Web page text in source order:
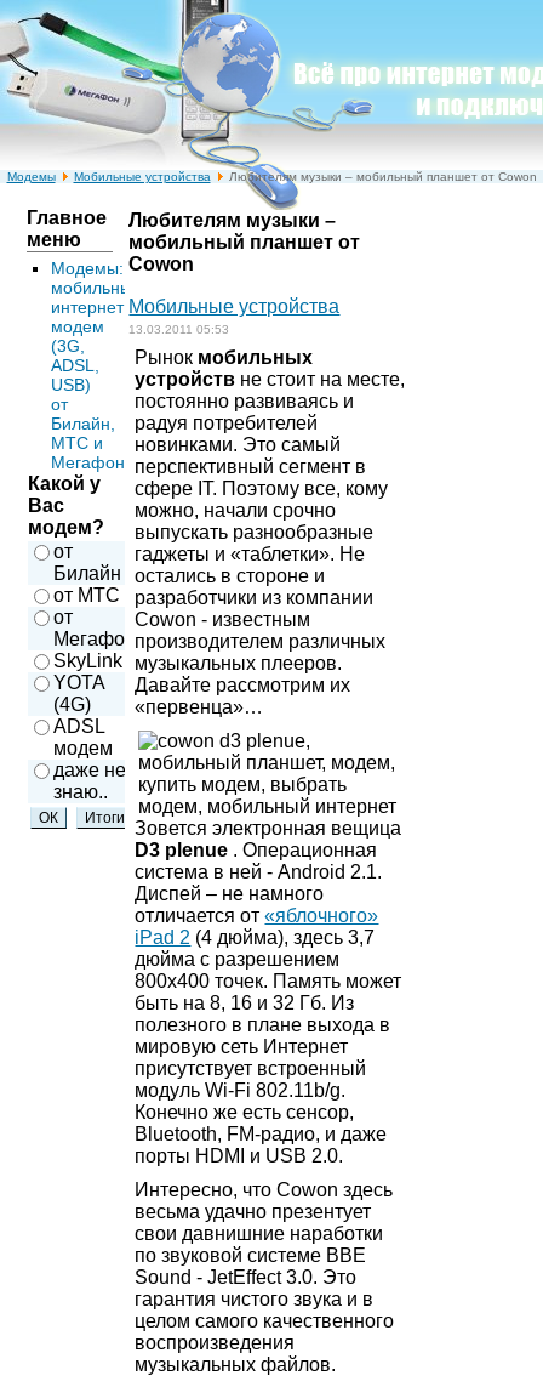
Модемы Мобильные устройства Любителям музыки – мобильный планшет от Cowon
Главное
меню
Модемы:
мобильный
интернет
модем
(3G,
ADSL,
USB)
от
Билайн,
МТС и
Мегафон
Какой у
Вас
модем?
от
Билайн
от МТС
от
Мегафон
SkyLink
YOTA
(4G)
ADSL
модем
даже не
знаю..
Любителям музыки –
мобильный планшет от
Cowon
Мобильные устройства
13.03.2011 05:53
Рынок мобильных
устройств не стоит на месте,
постоянно развиваясь и
радуя потребителей
новинками. Это самый
перспективный сегмент в
сфере IT. Поэтому все, кому
можно, начали срочно
выпускать разнообразные
гаджеты и «таблетки». Не
остались в стороне и
разработчики из компании
Cowon - известным
производителем различных
музыкальных плееров.
Давайте рассмотрим их
«первенца»…
Зовется электронная вещица
D3 plenue . Операционная
система в ней - Android 2.1.
Диспей – не намного
отличается от«яблочного»
iPad 2 (4 дюйма), здесь 3,7
дюйма с разрешением
800х400 точек. Память может
быть на 8, 16 и 32 Гб. Из
полезного в плане выхода в
мировую сеть Интернет
присутствует встроенный
модуль Wi-Fi 802.11b/g.
Конечно же есть сенсор,
Bluetooth, FM-радио, и даже
порты HDMI и USB 2.0.
Интересно, что Cowon здесь
весьма удачно презентует
свои давнишние наработки
по звуковой системе BBE
Sound - JetEffect 3.0. Это
гарантия чистого звука и в
целом самого качественного
воспроизведения
музыкальных файлов.